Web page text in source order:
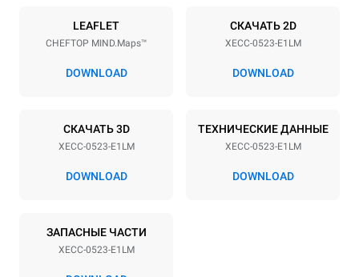
Напряжение
3~ / 220-240V 1N~
Příkon
Потребление в квт·ч и выбросы co2
LEAFLET
CHEFTOP MIND.Maps™
DOWNLOAD
СКАЧАТЬ 2D
XECC-0523-E1LM
DOWNLOAD
СКАЧАТЬ 3D
XECC-0523-E1LM
DOWNLOAD
ТЕХНИЧЕСКИЕ ДАННЫЕ
XECC-0523-E1LM
DOWNLOAD
ЗАПАСНЫЕ ЧАСТИ
XECC-0523-E1LM